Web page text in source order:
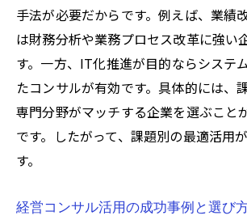
手法が必要だからです。例えば、業績
は財務分析や業務プロセス改革に強い
す。一方、IT化推進が目的ならシステ
たコンサルが有効です。具体的には、
専門分野がマッチする企業を選ぶこと
です。したがって、課題別の最適活用
す。
経営コンサル活用の成功事例と選び